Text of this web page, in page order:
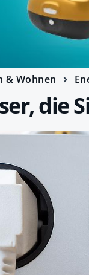
& Wohnen
die